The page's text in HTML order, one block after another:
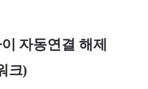
자동연결 해제
크)